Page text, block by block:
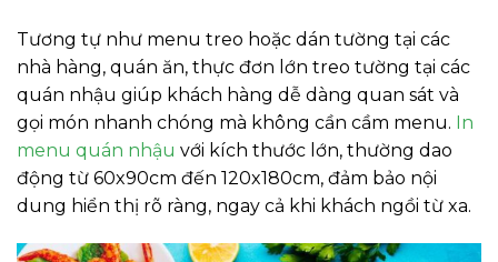
Tương tự như menu treo hoặc dán tường tại các
nhà hàng, quán ăn, thực đơn lớn treo tường tại các
quán nhậu giúp khách hàng dễ dàng quan sát và
gọi món nhanh chóng mà không cần cầm menu. In
menu quán nhậu với kích thước lớn, thường dao
động từ 60x90cm đến 120x180cm, đảm bảo nội
dung hiển thị rõ ràng, ngay cả khi khách ngồi từ xa.